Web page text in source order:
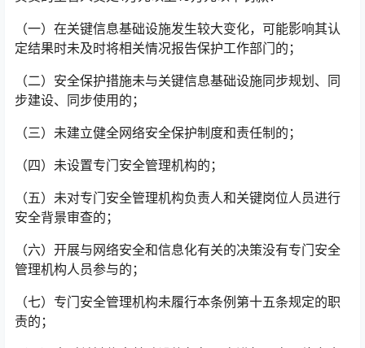
（一）在关键信息基础设施发生较大变化，可能影响其认
定结果时未及时将相关情况报告保护工作部门的；
（二）安全保护措施未与关键信息基础设施同步规划、同
步建设、同步使用的；
（三）未建立健全网络安全保护制度和责任制的；
（四）未设置专门安全管理机构的；
（五）未对专门安全管理机构负责人和关键岗位人员进行
安全背景审查的；
（六）开展与网络安全和信息化有关的决策没有专门安全
管理机构人员参与的；
（七）专门安全管理机构未履行本条例第十五条规定的职
责的；